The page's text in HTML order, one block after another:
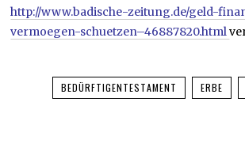
http://www.badische-zeitung.de/geld-
vermoegen-schuetzen–46887820.html
BEDÜRFTIGENTESTAMENT ERBE